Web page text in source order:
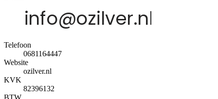
Telefoon
0681164447
Website
ozilver.nl
KVK
82396132
BTW